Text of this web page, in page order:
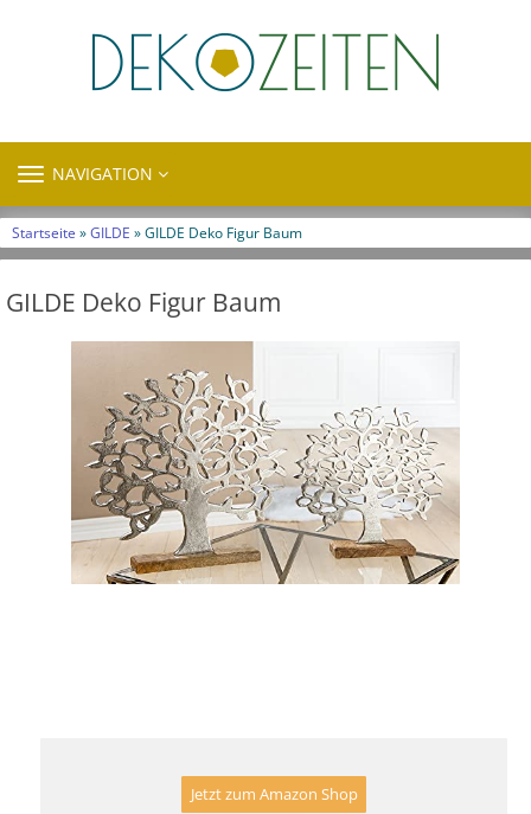
TOGGLE
NAVIGATION
Startseite »GILDE » GILDE Deko Figur Baum
GILDE Deko Figur Baum
Jetzt zum Amazon Shop